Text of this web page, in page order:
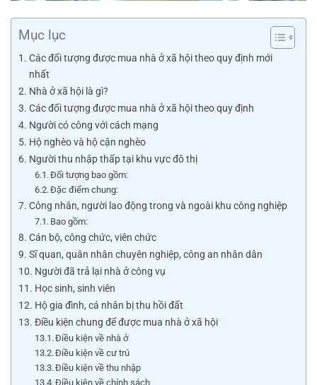
Mục lục
Các đối tượng được mua nhà ở xã hội theo quy định mới
nhất
Nhà ở xã hội là gì?
Các đối tượng được mua nhà ở xã hội theo quy định
Người có công với cách mạng
Hộ nghèo và hộ cận nghèo
Người thu nhập thấp tại khu vực đô thị
Đối tượng bao gồm:
Đặc điểm chung:
Công nhân, người lao động trong và ngoài khu công nghiệp
Bao gồm:
Cán bộ, công chức, viên chức
Sĩ quan, quân nhân chuyên nghiệp, công an nhân dân
Người đã trả lại nhà ở công vụ
Học sinh, sinh viên
Hộ gia đình, cá nhân bị thu hồi đất
Điều kiện chung để được mua nhà ở xã hội
Điều kiện về nhà ở
Điều kiện về cư trú
Điều kiện về thu nhập
Điều kiện về chính sách